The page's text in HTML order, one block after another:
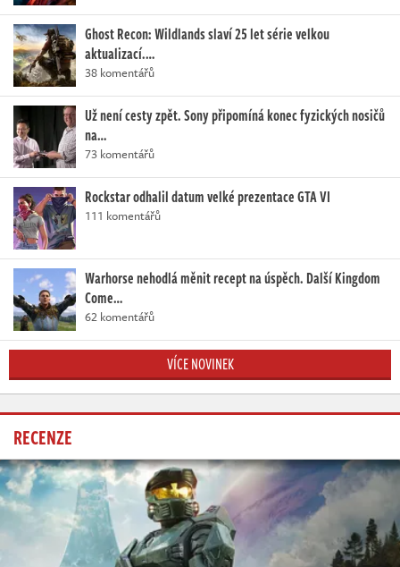
Ghost Recon: Wildlands slaví 25 let série velkou
aktualizací.…
38 komentářů
Už není cesty zpět. Sony připomíná konec fyzických nosičů
na…
73 komentářů
Rockstar odhalil datum velké prezentace GTA VI
111 komentářů
Warhorse nehodlá měnit recept na úspěch. Další Kingdom
Come…
62 komentářů
VÍCE NOVINEK
RECENZE